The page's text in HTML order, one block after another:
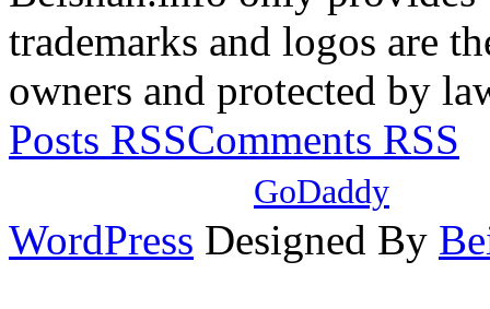
trademarks and logos are
owners and protected by
Posts RSSComments RSS
GoDaddy
WordPress Designed By